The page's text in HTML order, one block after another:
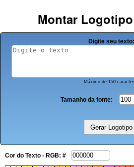
Montar
Digite seu texto:
Máximo de 150
Tamanho da fonte:
Cor do Texto - RGB: #